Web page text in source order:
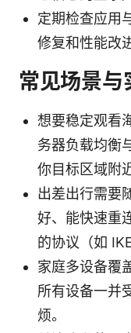
定期检查应用
修复和性能改
常见场景与
想要稳定观看
务器负载均衡
你目标区域附
出差出行需要
好、能快速重
的协议（如
家庭多设备覆
所有设备一并
烦。